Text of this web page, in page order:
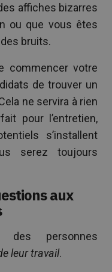
affiches bizarres
ou que vous êtes
bruits.
commencer votre
de trouver un
ne servira à rien
pour l’entretien,
s’installent
serez toujours
aux
des personnes
leur travail.